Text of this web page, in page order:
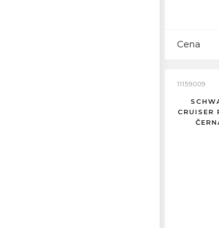
Cena
11159009